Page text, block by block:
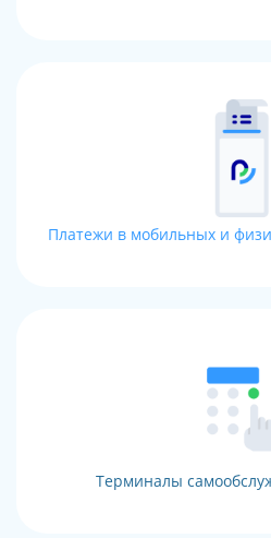
Платежи в мобильных и
Терминалы